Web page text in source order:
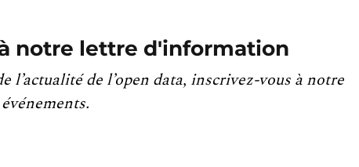
notre lettre d'information
l’actualité de l’open data, inscrivez-vous à notre